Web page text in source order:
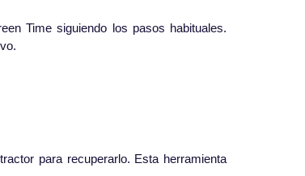
Time siguiendo los pasos habituales.
para recuperarlo. Esta herramienta